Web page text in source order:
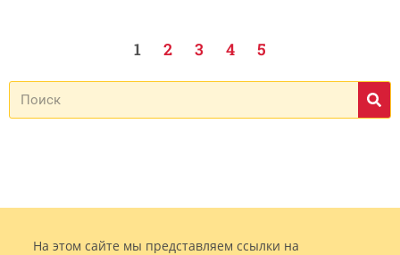
1 2 3 4 5
На этом сайте мы представляем ссылки на